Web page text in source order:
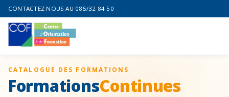
CONTACTEZ NOUS AU 085/32 84 50
CATALOGUE DES FORMATIONS
FormationsContinues